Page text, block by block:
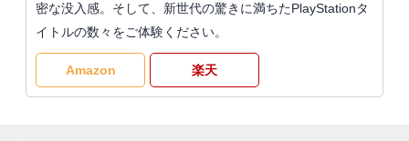
密な没入感。そして、新世代の驚きに満ちたPlayStationタ
イトルの数々をご体験ください。
Amazon 楽天